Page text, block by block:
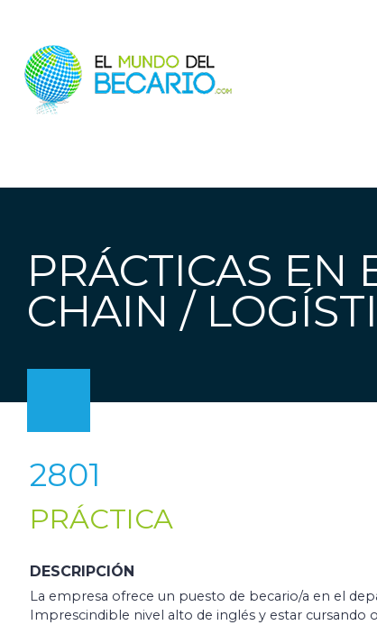
PRÁCTICAS EN
CHAIN /
2801
PRÁCTICA
DESCRIPCIÓN
La empresa ofrece un puesto de becario/a en el
Imprescindible nivel alto de inglés y estar